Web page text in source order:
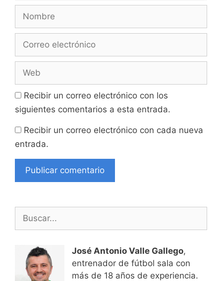
electrónico
Recibir un correo electrónico con los
siguientes comentarios a esta entrada.
Recibir un correo electrónico con cada nueva
entrada.
José Antonio Valle Gallego,
entrenador de fútbol sala con
más de 18 años de experiencia.